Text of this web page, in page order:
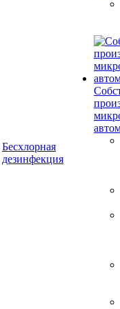
Бесхлорная
дезинфекция